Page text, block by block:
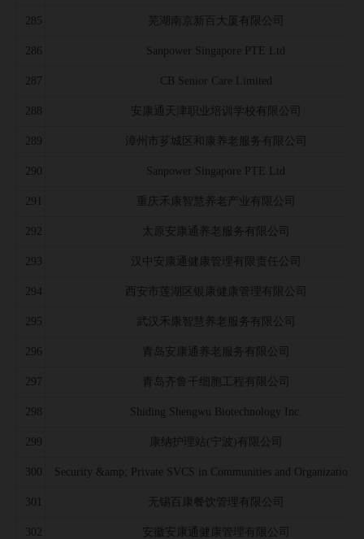
285 芜湖南京新百大厦有限公司
286 Sanpower Singapore PTE Ltd
287 CB Senior Care Limited
288 安康通天津职业培训学校有限公司
289 漳州市芗城区和康养老服务有限公司
290 Sanpower Singapore PTE Ltd
291 重庆禾康智慧养老产业有限公司
292 太原安康通养老服务有限公司
293 汉中安康通健康管理有限责任公司
294 西安市莲湖区银康健康管理有限公司
295 武汉禾康智慧养老服务有限公司
296 青岛安康通养老服务有限公司
297 青岛齐鲁干细胞工程有限公司
298 Shiding Shengwu Biotechnology Inc.
299 康纳护理站(宁波)有限公司
300 Security &amp; Private SVCS in Communities and Organizations
301 无锡百康餐饮管理有限公司
302 安徽安康通健康管理有限公司